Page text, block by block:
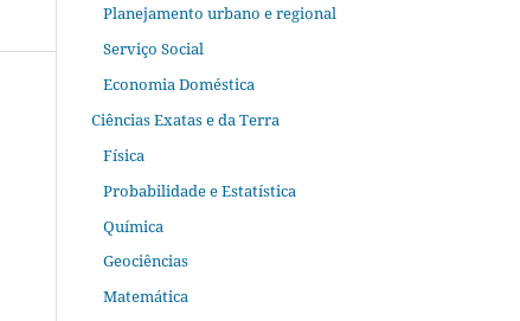
Planejamento urbano e regional
Serviço Social
Economia Doméstica
Ciências Exatas e da Terra
Física
Probabilidade e Estatística
Química
Geociências
Matemática